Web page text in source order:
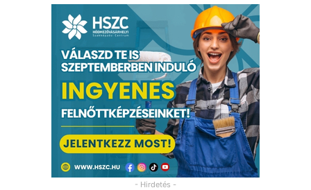
- Hirdetés -